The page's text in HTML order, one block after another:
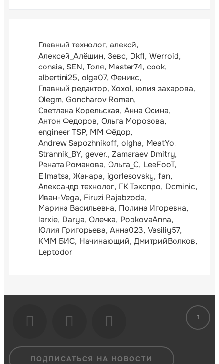
Главный технолог алексй
Алексей_Алёшин Зевс Dkfl Werroid
consia SEN Толя Master74 cook
albertini25 olga07 Феникс
Главный редактор Xoxol юлия захарова
Olegm Goncharov Roman
Светлана Корельская Анна Осина
Антон Федоров Ольга Морозова
engineer TSP ММ Фёдор
Andrew Sapozhnikoff olgha MeatYo
Strannik_BY gever. Zamaraev Dmitry
Рената Романова Ольга_С LeeFooT
Ellmatsa Жанара igorlesovsky fan
Александр технолог ГК Тэкспро Dominic
Иван-Vega Firuzi Rajabzoda
Марина Васильевна Полина Игоревна
larxie Darya Олечка PopkovaAnna
Юлия Григорьева Анна023 Vasiliy57
КММ БИС Начинающий ДмитрийВолков
Leptodor
ПОДПИСАТЬСЯ НА НОВОСТИ